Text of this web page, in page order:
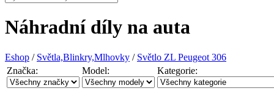
Náhradní díly na auta
Eshop / Světla,Blinkry,Mlhovky / Světlo ZL Peugeot 306
Značka:
Model: Kategorie: